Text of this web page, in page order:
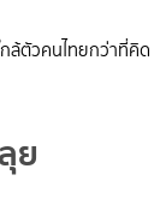
ล้ตัวคนไทยกว่าที่คิด
ย